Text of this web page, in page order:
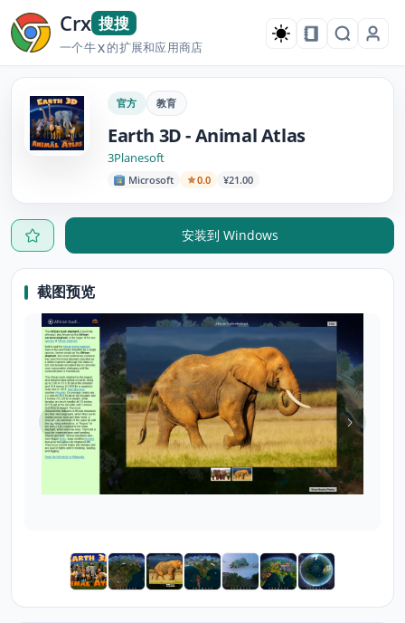
Crx 搜搜
一个牛X的扩展和应用商店
官方 教育
Earth 3D - Animal Atlas
3Planesoft
Microsoft 0.0 ¥21.00
安装到 Windows
截图预览